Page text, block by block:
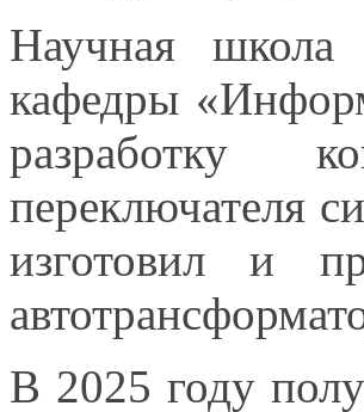
Научная школа
кафедры
разработку
переключателя
изготовили
В 2025 году